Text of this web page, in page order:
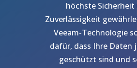
höchste Sicherheit
Zuverlässigkeit
Veeam-Technologie
dafür, dass Ihre Daten
geschützt sind und